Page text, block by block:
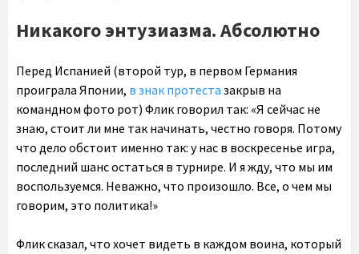
Никакого энтузиазма. Абсолютно
Перед Испанией (второй тур, в первом Германия
проиграла Японии, в знак протеста закрыв на
командном фото рот) Флик говорил так: «Я сейчас не
знаю, стоит ли мне так начинать, честно говоря. Потому
что дело обстоит именно так: у нас в воскресенье игра,
последний шанс остаться в турнире. И я жду, что мы им
воспользуемся. Неважно, что произошло. Все, о чем мы
говорим, это политика!»
Флик сказал, что хочет видеть в каждом воина, который